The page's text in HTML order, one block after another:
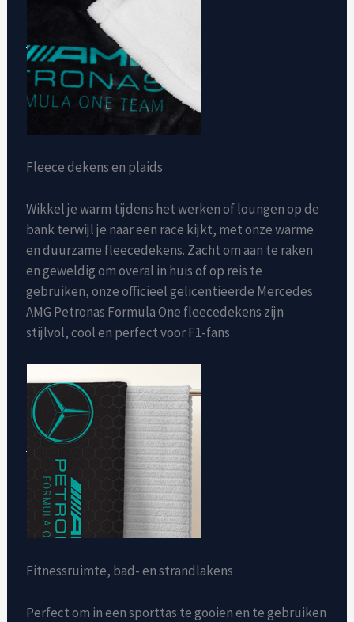
Fleece dekens en plaids
Wikkel je warm tijdens het werken of loungen op de
bank terwijl je naar een race kijkt, met onze warme
en duurzame fleecedekens. Zacht om aan te raken
en geweldig om overal in huis of op reis te
gebruiken, onze officieel gelicentieerde Mercedes
AMG Petronas Formula One fleecedekens zijn
stijlvol, cool en perfect voor F1-fans
Fitnessruimte, bad- en strandlakens
Perfect om in een sporttas te gooien en te gebruiken